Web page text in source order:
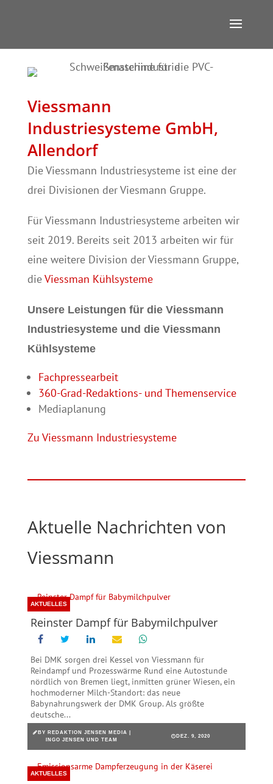
Viessmann
Industriesysteme GmbH,
Allendorf
Die Viessmann Industriesysteme ist eine der
drei Divisionen der Viesmann Gruppe.
Für Viessmann Industriesysteme arbeiten wir
seit 2019. Bereits seit 2013 arbeiten wir für
eine weitere Division der Viessmann Gruppe,
dieViessman Kühlsysteme
Unsere Leistungen für die Viessmann
Industriesysteme und die Viessmann
Kühlsysteme
Fachpressearbeit
360-Grad-Redaktions- und Themenservice
Mediaplanung
Zu Viessmann Industriesysteme
Aktuelle Nachrichten von
Viessmann
AKTUELLES
Reinster Dampf für Babymilchpulver
Bei DMK sorgen drei Kessel von Viessmann für
Reindampf und Prozesswärme Rund eine Autostunde
nördlich von Bremen liegt, inmitten grüner Wiesen, ein
hochmoderner Milch-Standort: das neue
Babynahrungswerk der DMK Group. Als größte
deutsche...
BY REDAKTION JENSEN MEDIA |
INGO JENSEN UND TEAM
DEZ. 9, 2020
AKTUELLES